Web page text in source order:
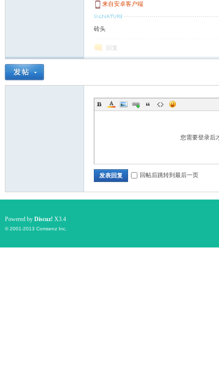
来自安卓客户端
砖头
回复
您需要登录后
发表回复 回帖后跳转到最后一页
Powered by Discuz! X3.4
© 2001-2013 Comsenz Inc.